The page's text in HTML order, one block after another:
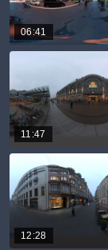
06:41
11:47
12:28